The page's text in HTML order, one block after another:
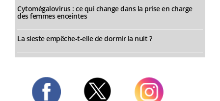
Cytomégalovirus : ce qui change dans la prise en charge
des femmes enceintes
La sieste empêche-t-elle de dormir la nuit ?